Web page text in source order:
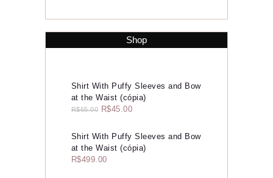
Home
Consultoria de Imagem
Serviços
Portfólio
Shop
Shirt With Puffy Sleeves and Bow
at the Waist (cópia)
R$65.00 R$45.00
Shirt With Puffy Sleeves and Bow
at the Waist (cópia)
R$499.00